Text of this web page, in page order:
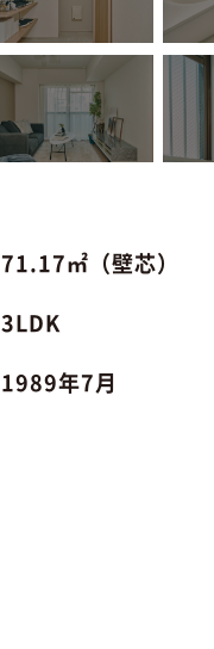
71.17㎡（壁芯）
3LDK
1989年7月